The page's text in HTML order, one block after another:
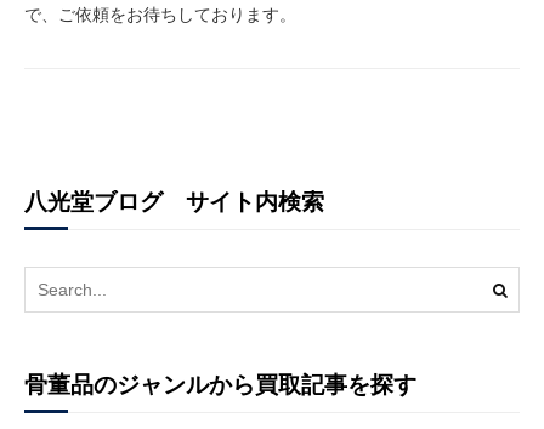
で、ご依頼をお待ちしております。
八光堂ブログ サイト内検索
Search
for:
骨董品のジャンルから買取記事を探す